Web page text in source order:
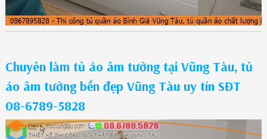
Chuyên làm tủ áo âm tường tại Vũng Tàu, tủ
áo âm tường bền đẹp Vũng Tàu uy tín SĐT
08-6789-5828